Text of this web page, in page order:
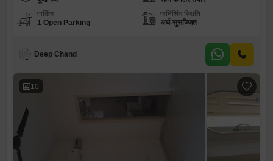
पार्किंग
1 Open Parking
फर्निशिंग स्थिति
अर्ध-सुसज्जित
Deep Chand
10